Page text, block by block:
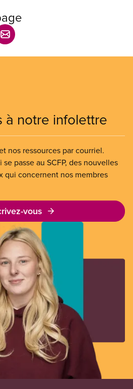
à notre infolettre
nos ressources par courriel.
passe au SCFP, des nouvelles
qui concernent nos membres
vous